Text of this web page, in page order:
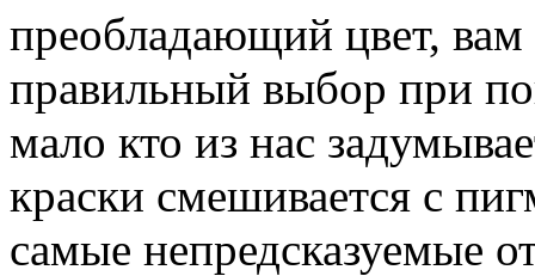
преобладающий цвет, вам
правильный выбор при
мало кто из нас
краски смешивается с
самые непредсказуемые